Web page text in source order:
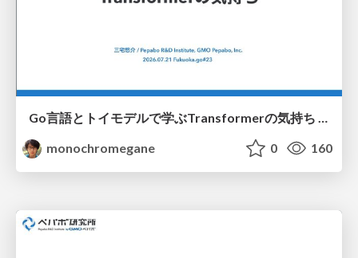
Go言語とトイモデルで学ぶTransformerの気持ち / fukuokago23-transformer
monochromegane
0 160